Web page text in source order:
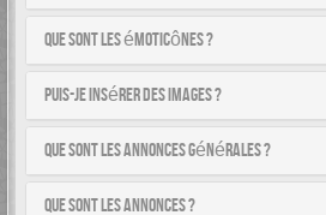
Que sont les émoticônes ?
Puis-je insérer des images ?
Que sont les annonces générales ?
Que sont les annonces ?